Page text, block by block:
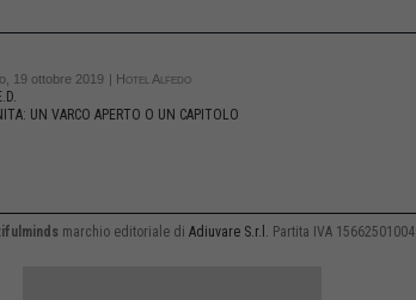
19 ottobre 2019
| Hotel Alfedo
UN VARCO APERTO O UN CAPITOLO
marchio editoriale di Adiuvare S.r.l. Partita IVA 15662501004